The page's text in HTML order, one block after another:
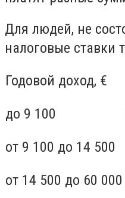
Для людей, не
налоговые ставки
Годовой доход, €
до 9 100
от 9 100 до 14 500
от 14 500 до 60 000